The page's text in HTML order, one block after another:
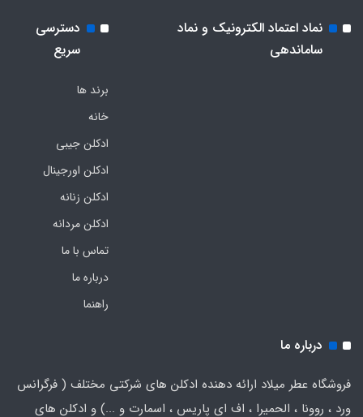
نماد اعتماد الکترونیک و نماد
ساماندهی
دسترسی
سریع
برند ها
خانه
ادکلن جیبی
ادکلن اورجینال
ادکلن زنانه
ادکلن مردانه
تماس با ما
درباره ما
راهنما
درباره ما
فروشگاه عطر میلاد ارائه دهنده ادکلن های شرکتی مختلف ( فرگرانس
ورد ، روونا ، الحمیرا ، اف ای پاریس ، اسمارت و ...) و ادکلن های